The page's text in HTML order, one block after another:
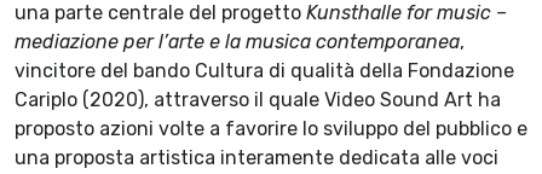
una parte centrale del progetto Kunsthalle for music –
mediazione per l’arte e la musica contemporanea,
vincitore del bando Cultura di qualità della Fondazione
Cariplo (2020), attraverso il quale Video Sound Art ha
proposto azioni volte a favorire lo sviluppo del pubblico e
una proposta artistica interamente dedicata alle voci